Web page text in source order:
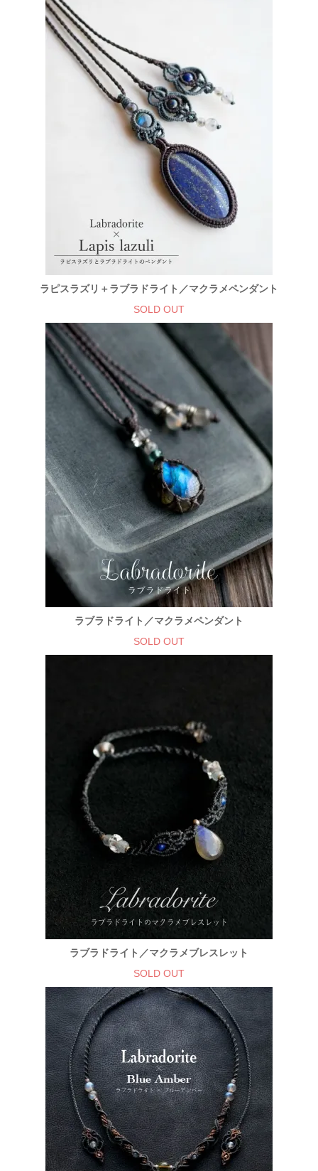
ラピスラズリ＋ラブラドライト／マクラメペンダント
SOLD OUT
ラブラドライト／マクラメペンダント
SOLD OUT
ラブラドライト／マクラメブレスレット
SOLD OUT